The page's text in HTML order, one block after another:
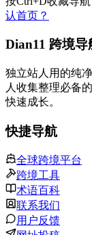
认首页？
Dian11 跨境导
独立站人用的纯
人收集整理必备
快速成长。
快捷导航
全球跨境平台
跨境工具
术语百科
联系我们
用户反馈